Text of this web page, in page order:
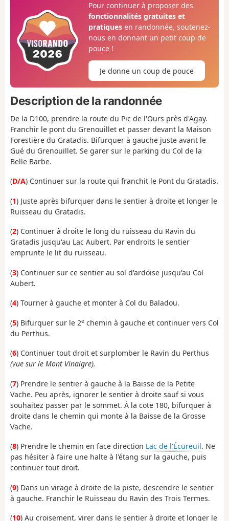
Pour continuer à proposer des
fonctionnalités gratuites et
pratiquesen randonnée, soutenez-
nous en donnant un petit coup de
pouce !
Je donne un coup de pouce
Description de la randonnée
De la D100, prendre la route du Pic de l'Ours près d'Agay.
Franchir le pont du Grenouillet et passer devant la Maison
Forestière du Gratadis. Bifurquer à gauche juste avant le
Gué du Grenouillet. Se garer sur le parking du Col de la
Belle Barbe.
(D/A) Continuer sur la route qui franchit le Pont du Gratadis.
(1) Juste après bifurquer dans le sentier à droite et longer le
Ruisseau du Gratadis.
(2) Continuer à droite le long du ruisseau du Ravin du
Gratadis jusqu'au Lac Aubert. Par endroits le sentier
emprunte le lit du ruisseau.
(3) Continuer sur ce sentier au sol d'ardoise jusqu'au Col
Aubert.
(4) Tourner à gauche et monter à Col du Baladou.
(5) Bifurquer sur le 2e chemin à gauche et continuer vers Col
du Perthus.
(6) Continuer tout droit et surplomber le Ravin du Perthus
(vue sur le Mont Vinaigre).
(7) Prendre le sentier à gauche à la Baisse de la Petite
Vache. Peu après, ignorer le sentier à droite sauf si vous
souhaitez passer par le sommet. À la cote 180, bifurquer à
droite dans le chemin qui monte à la Baisse de la Grosse
Vache.
(8) Prendre le chemin en face direction Lac de l'Écureuil. Ne
pas hésiter à faire une halte à l'étang sur la gauche, puis
continuer tout droit.
(9) Dans un virage à droite de la piste, descendre le sentier
à gauche. Franchir le Ruisseau du Ravin des Trois Termes.
(10) Au croisement, virer dans le sentier à droite et longer le